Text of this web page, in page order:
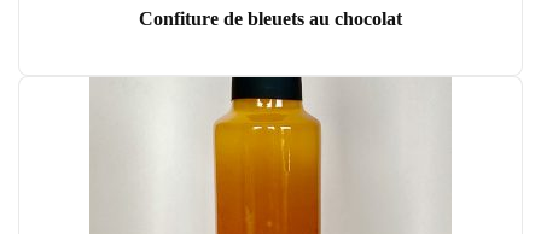
Confiture de bleuets au chocolat